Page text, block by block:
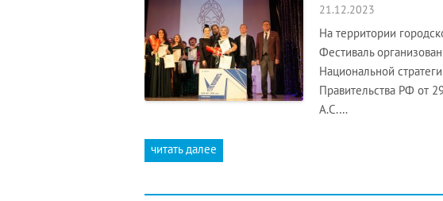
21.12.2023
На территории
Фестиваль
Национальной
Правительства РФ от
А.С.…
читать далее